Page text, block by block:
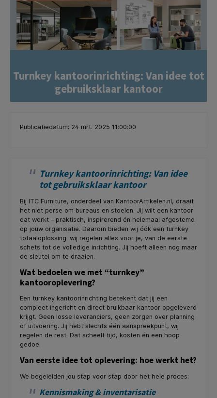
Turnkey kantoorinrichting: Van idee tot
gebruiksklaar kantoor
Publicatiedatum: 24 mrt. 2025 11:00:00
Turnkey kantoorinrichting: Van idee
tot gebruiksklaar kantoor
Bij ITC Furniture, onderdeel van KantoorArtikelen.nl, draait
het niet perse om bureaus en stoelen. Jij wilt een kantoor
dat werkt – praktisch, inspirerend én helemaal afgestemd
op jouw organisatie. Daarom bieden wij óók een turnkey
totaaloplossing: wij regelen alles voor je, van de eerste
schets tot de volledige inrichting. Jij hoeft alleen nog maar
de sleutel om te draaien.
Wat bedoelen we met “turnkey”
kantooroplevering?
Een turnkey kantoorinrichting betekent dat jij een
compleet ingericht en direct bruikbaar kantoor opgeleverd
krijgt. Geen losse leveranciers, geen zorgen over planning
of uitvoering. Jij hebt slechts één aanspreekpunt, wij
regelen de rest. Dat scheelt tijd, kosten én een hoop
gedoe.
Van eerste idee tot oplevering: hoe werkt het?
We begeleiden jou stap voor stap door het hele proces:
Kennismaking & inventarisatie